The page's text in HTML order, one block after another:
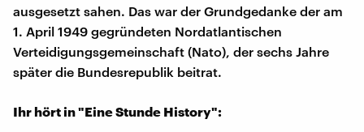
ausgesetzt sahen. Das war der Grundgedanke der am
1. April 1949 gegründeten Nordatlantischen
Verteidigungsgemeinschaft (Nato), der sechs Jahre
später die Bundesrepublik beitrat.
Ihr hört in "Eine Stunde History":